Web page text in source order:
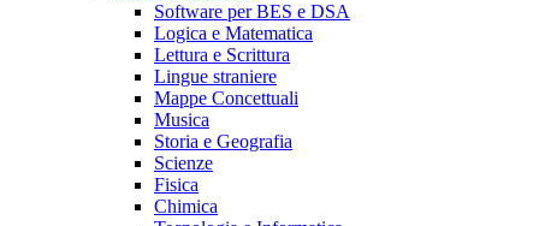
Software per BES e DSA
Logica e Matematica
Lettura e Scrittura
Lingue straniere
Mappe Concettuali
Musica
Storia e Geografia
Scienze
Fisica
Chimica